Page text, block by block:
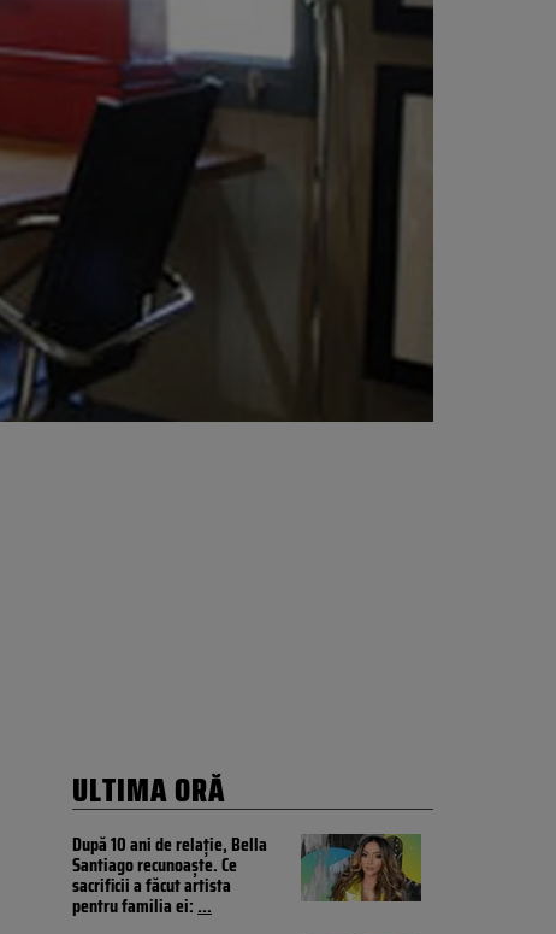
ULTIMA ORĂ
După 10 ani de relație, Bella
Santiago recunoaște. Ce
sacrificii a făcut artista
pentru familia ei:...